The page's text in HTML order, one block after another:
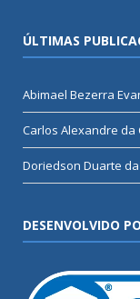
ÚLTIMAS
Abimael Bezerra
Carlos Alexandre da
Doriedson Duarte
DESENVOLVIDO